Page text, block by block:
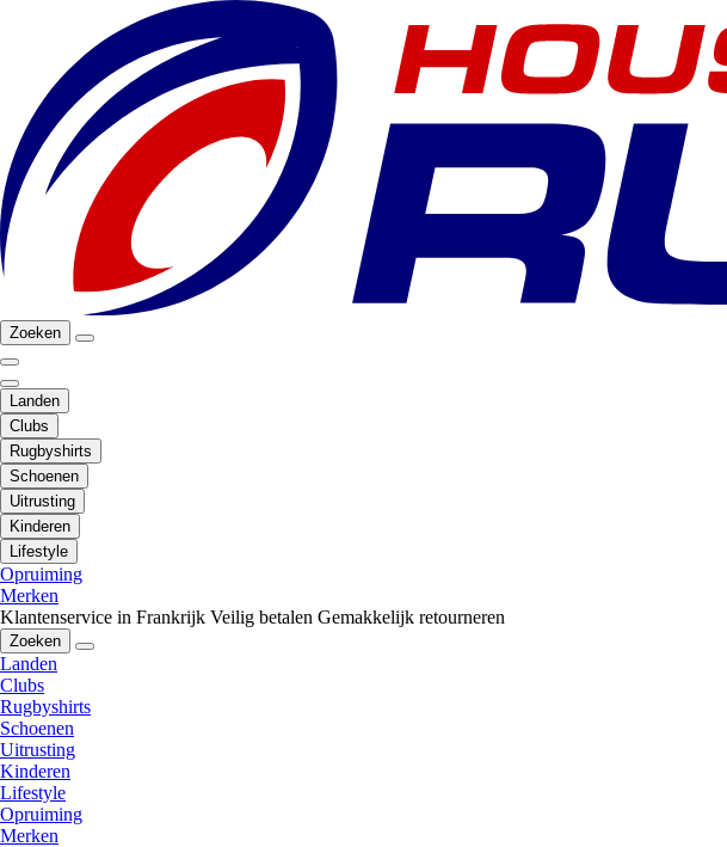
Zoeken
Landen
Clubs
Rugbyshirts
Schoenen
Uitrusting
Kinderen
Lifestyle
Opruiming
Merken
Klantenservice in Frankrijk Veilig betalen Gemakkelijk retourneren
Zoeken
Landen
Clubs
Rugbyshirts
Schoenen
Uitrusting
Kinderen
Lifestyle
Opruiming
Merken